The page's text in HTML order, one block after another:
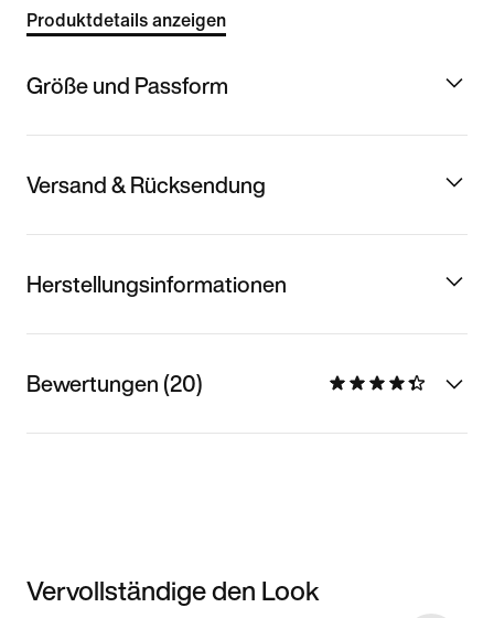
Produktdetails anzeigen
Größe und Passform
Versand & Rücksendung
Herstellungsinformationen
Bewertungen (20)
Vervollständige den Look